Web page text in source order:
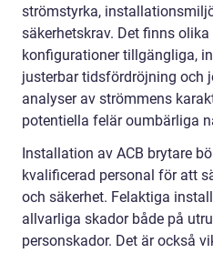
strömstyrka,
säkerhetskrav. Det finns
konfigurationer tillgängliga,
justerbar tidsfördröjning och
analyser av strömmens
potentiella felär oumbärliga
Installation av ACB brytare
kvalificerad personal för att
och säkerhet. Felaktiga
allvarliga skador både på
personskador. Det är också